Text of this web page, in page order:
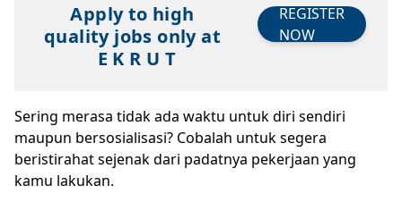
Apply to high
quality jobs only at
E K R U T
REGISTER
NOW
Sering merasa tidak ada waktu untuk diri sendiri
maupun bersosialisasi? Cobalah untuk segera
beristirahat sejenak dari padatnya pekerjaan yang
kamu lakukan.